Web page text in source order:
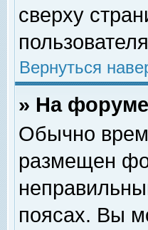
сверху
Вернуться
» На
Обычно
размещен
поясах. Вы